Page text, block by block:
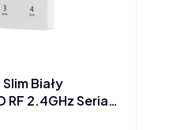
Biały
RF 2.4GHz Seria